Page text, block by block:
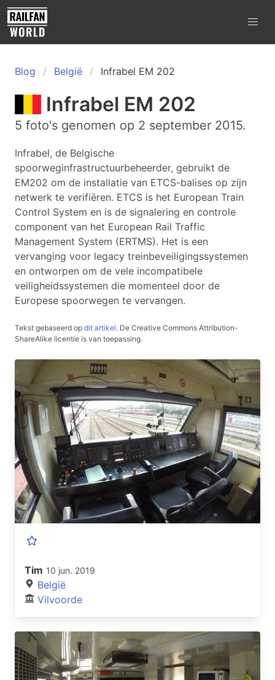
Blog België Infrabel EM 202
Infrabel EM 202
5 foto's genomen op 2 september 2015.
Infrabel, de Belgische
spoorweginfrastructuurbeheerder, gebruikt de
EM202 om de installatie van ETCS-balises op zijn
netwerk te verifiëren. ETCS is het European Train
Control System en is de signalering en controle
component van het European Rail Traffic
Management System (ERTMS). Het is een
vervanging voor legacy treinbeveiligingssystemen
en ontworpen om de vele incompatibele
veiligheidssystemen die momenteel door de
Europese spoorwegen te vervangen.
Tekst gebaseerd op dit artikel. De Creative Commons Attribution-
ShareAlike licentie is van toepassing.
Tim 10 jun. 2019
België
Vilvoorde